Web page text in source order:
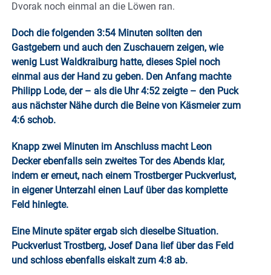
Dvorak noch einmal an die Löwen ran.
Doch die folgenden 3:54 Minuten sollten den
Gastgebern und auch den Zuschauern zeigen, wie
wenig Lust Waldkraiburg hatte, dieses Spiel noch
einmal aus der Hand zu geben. Den Anfang machte
Philipp Lode, der – als die Uhr 4:52 zeigte – den Puck
aus nächster Nähe durch die Beine von Käsmeier zum
4:6 schob.
Knapp zwei Minuten im Anschluss macht Leon
Decker ebenfalls sein zweites Tor des Abends klar,
indem er erneut, nach einem Trostberger Puckverlust,
in eigener Unterzahl einen Lauf über das komplette
Feld hinlegte.
Eine Minute später ergab sich dieselbe Situation.
Puckverlust Trostberg, Josef Dana lief über das Feld
und schloss ebenfalls eiskalt zum 4:8 ab.